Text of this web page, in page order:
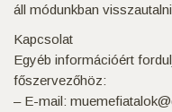
áll módunkban
Kapcsolat
Egyéb információért
főszervezőhöz:
– E-mail: